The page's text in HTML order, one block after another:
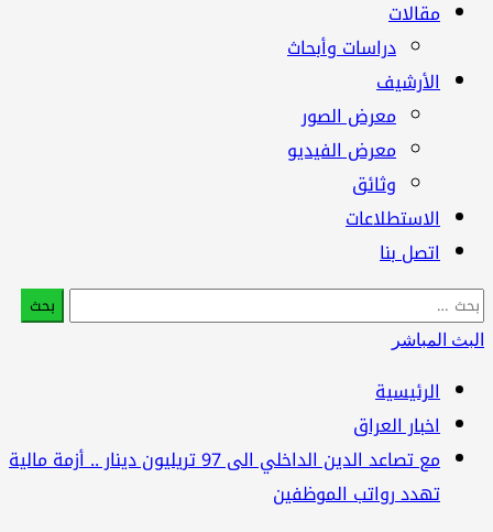
مقالات
دراسات وأبحاث
الأرشيف
معرض الصور
معرض الفيديو
وثائق
الاستطلاعات
اتصل بنا
البحث
عن:
البث المباشر
الرئيسية
اخبار العراق
مع تصاعد الدين الداخلي الى 97 تريليون دينار .. أزمة مالية
تهدد رواتب الموظفين